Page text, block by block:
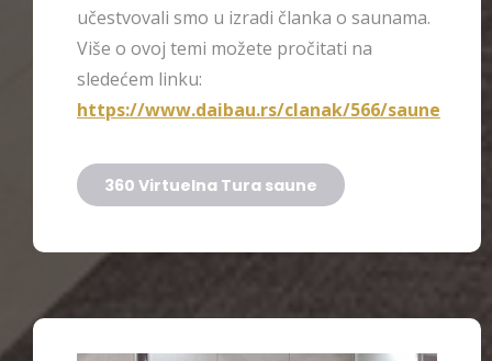
učestvovali smo u izradi članka o saunama.
Više o ovoj temi možete pročitati na
sledećem linku:
https://www.daibau.rs/clanak/566/saune
360 Virtuelna Tura saune